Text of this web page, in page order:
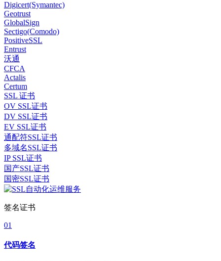
Digicert(Symantec)
Geotrust
GlobalSign
Sectigo(Comodo)
PositiveSSL
Entrust
沃通
CFCA
Actalis
Certum
SSL 证书
OV SSL证书
DV SSL证书
EV SSL证书
通配符SSL证书
多域名SSL证书
IP SSL证书
国产SSL证书
国密SSL证书
签名证书
01
代码签名